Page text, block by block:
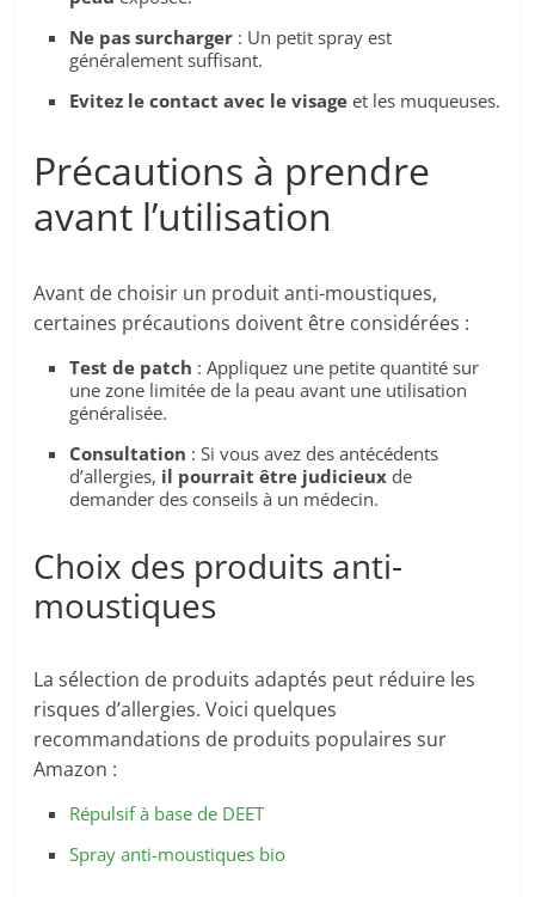
Ne pas surcharger : Un petit spray est
généralement suffisant.
Evitez le contact avec le visage et les muqueuses.
Précautions à prendre
avant l’utilisation
Avant de choisir un produit anti-moustiques,
certaines précautions doivent être considérées :
Test de patch : Appliquez une petite quantité sur
une zone limitée de la peau avant une utilisation
généralisée.
Consultation : Si vous avez des antécédents
d’allergies, il pourrait être judicieux de
demander des conseils à un médecin.
Choix des produits anti-
moustiques
La sélection de produits adaptés peut réduire les
risques d’allergies. Voici quelques
recommandations de produits populaires sur
Amazon :
Répulsif à base de DEET
Spray anti-moustiques bio